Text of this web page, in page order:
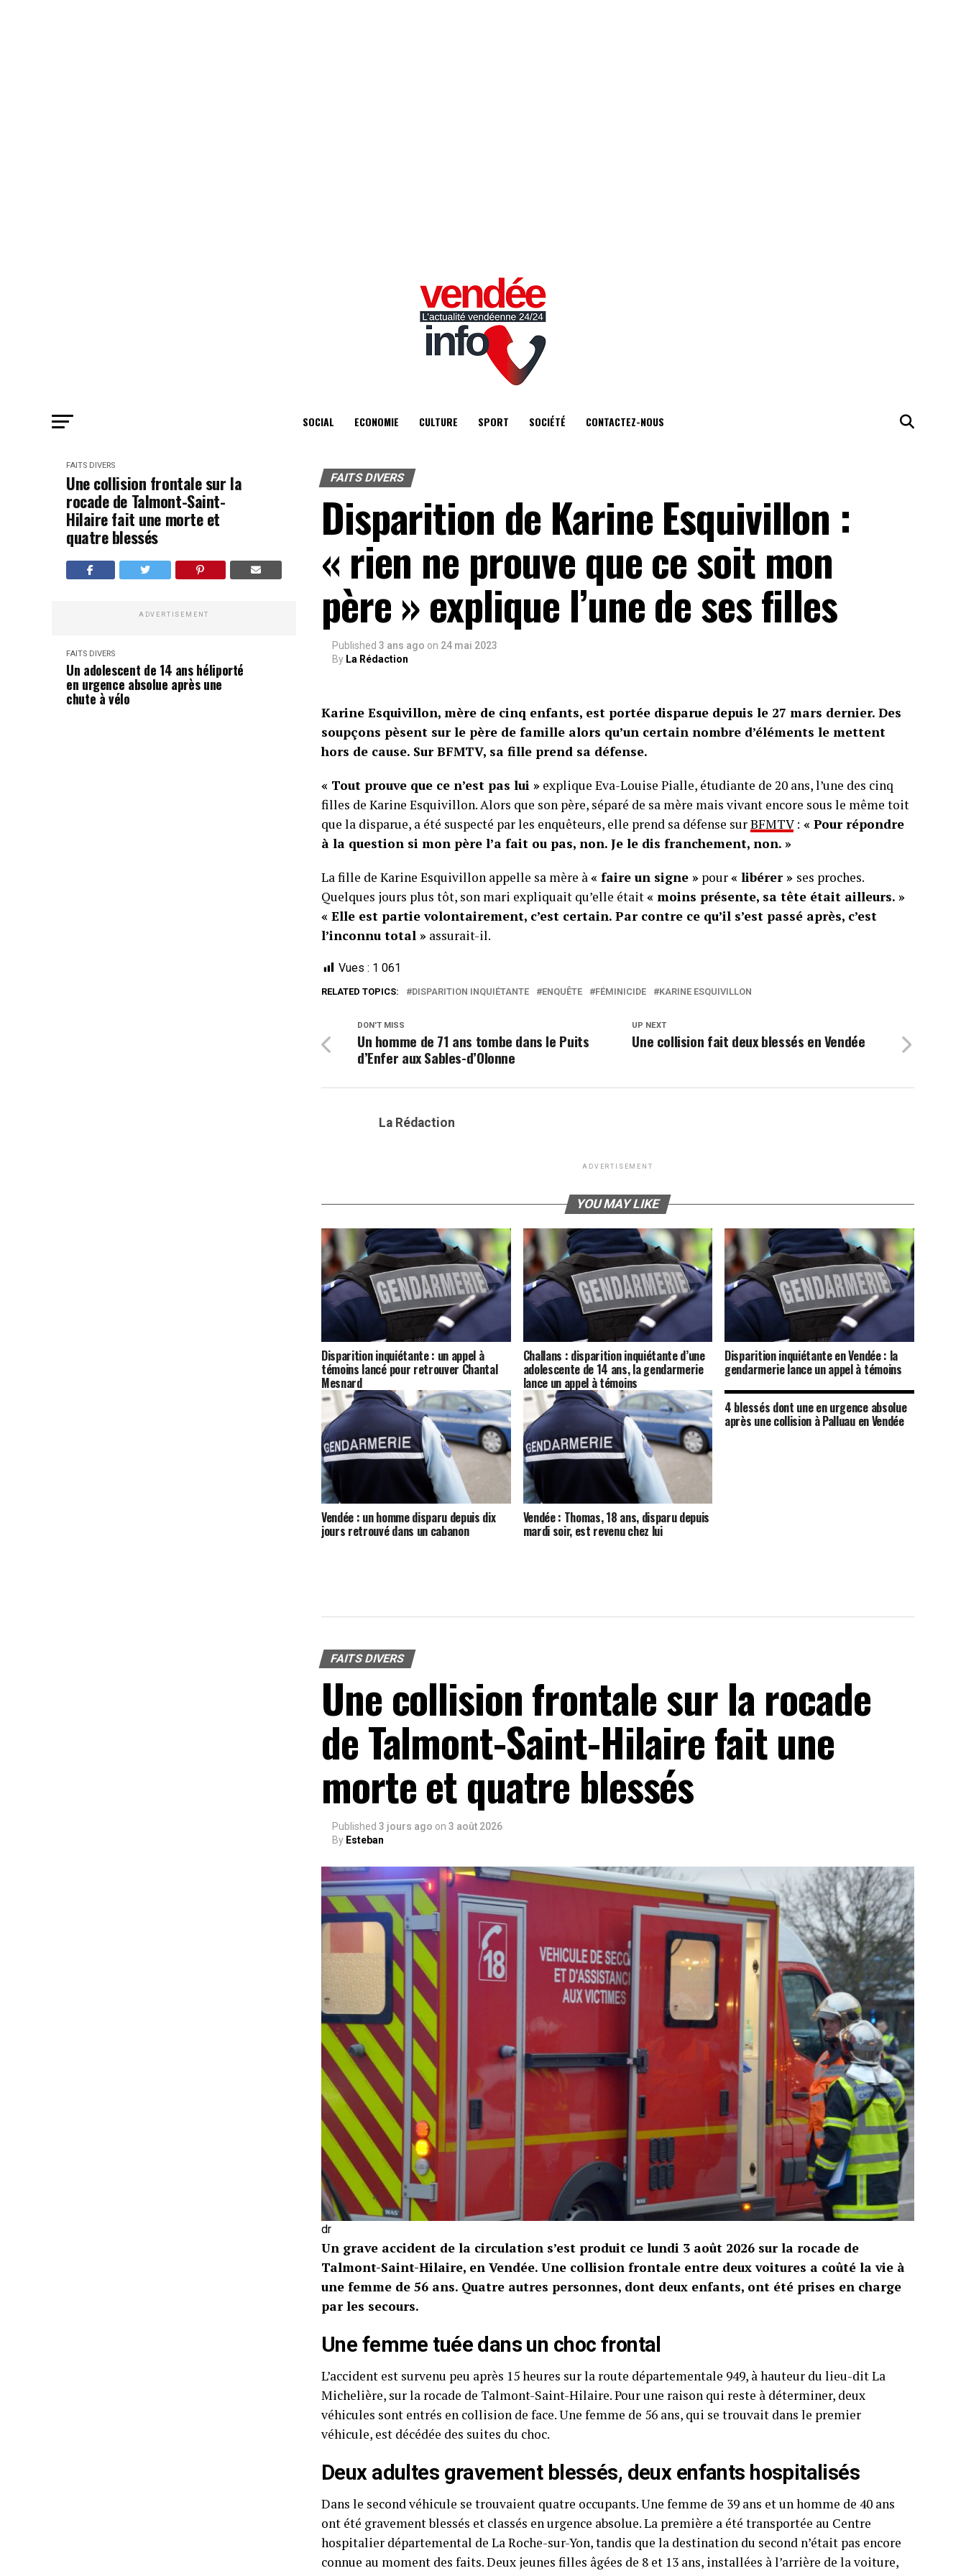
SOCIAL ECONOMIE CULTURE SPORT SOCIÉTÉ CONTACTEZ-NOUS
FAITS DIVERS
Une collision frontale sur la
rocade de Talmont-Saint-
Hilaire fait une morte et
quatre blessés
ADVERTISEMENT
FAITS DIVERS
Un adolescent de 14 ans héliporté
en urgence absolue après une
chute à vélo
FAITS DIVERS
Disparition de Karine Esquivillon :
« rien ne prouve que ce soit mon
père » explique l’une de ses filles
Published 3 ans ago on 24 mai 2023
By La Rédaction
Karine Esquivillon, mère de cinq enfants, est portée disparue depuis le 27 mars dernier. Des
soupçons pèsent sur le père de famille alors qu’un certain nombre d’éléments le mettent
hors de cause. Sur BFMTV, sa fille prend sa défense.
« Tout prouve que ce n’est pas lui » explique Eva-Louise Pialle, étudiante de 20 ans, l’une des cinq
filles de Karine Esquivillon. Alors que son père, séparé de sa mère mais vivant encore sous le même toit
que la disparue, a été suspecté par les enquêteurs, elle prend sa défense surBFMTV: « Pour répondre
à la question si mon père l’a fait ou pas, non. Je le dis franchement, non. »
La fille de Karine Esquivillon appelle sa mère à« faire un signe » pour« libérer » ses proches.
Quelques jours plus tôt, son mari expliquait qu’elle était« moins présente, sa tête était ailleurs. »
« Elle est partie volontairement, c’est certain. Par contre ce qu’il s’est passé après, c’est
l’inconnu total » assurait-il.
Vues : 1 061
RELATED TOPICS: DISPARITION INQUIÉTANTE ENQUÊTE FÉMINICIDE KARINE ESQUIVILLON
UP NEXT
Une collision fait deux blessés en Vendée
DON'T MISS
Un homme de 71 ans tombe dans le Puits
d’Enfer aux Sables-d’Olonne
La Rédaction
ADVERTISEMENT
YOU MAY LIKE
Disparition inquiétante : un appel à
témoins lancé pour retrouver Chantal
Mesnard
Challans : disparition inquiétante d’une
adolescente de 14 ans, la gendarmerie
lance un appel à témoins
Disparition inquiétante en Vendée : la
gendarmerie lance un appel à témoins
Vendée : un homme disparu depuis dix
jours retrouvé dans un cabanon
Vendée : Thomas, 18 ans, disparu depuis
mardi soir, est revenu chez lui
4 blessés dont une en urgence absolue
après une collision à Palluau en Vendée
FAITS DIVERS
Une collision frontale sur la rocade
de Talmont-Saint-Hilaire fait une
morte et quatre blessés
Published 3 jours ago on 3 août 2026
By Esteban
dr
Un grave accident de la circulation s’est produit ce lundi 3 août 2026 sur la rocade de
Talmont-Saint-Hilaire, en Vendée. Une collision frontale entre deux voitures a coûté la vie à
une femme de 56 ans. Quatre autres personnes, dont deux enfants, ont été prises en charge
par les secours.
Une femme tuée dans un choc frontal
L’accident est survenu peu après 15 heures sur la route départementale 949, à hauteur du lieu-dit La
Michelière, sur la rocade de Talmont-Saint-Hilaire. Pour une raison qui reste à déterminer, deux
véhicules sont entrés en collision de face. Une femme de 56 ans, qui se trouvait dans le premier
véhicule, est décédée des suites du choc.
Deux adultes gravement blessés, deux enfants hospitalisés
Dans le second véhicule se trouvaient quatre occupants. Une femme de 39 ans et un homme de 40 ans
ont été gravement blessés et classés en urgence absolue. La première a été transportée au Centre
hospitalier départemental de La Roche-sur-Yon, tandis que la destination du second n’était pas encore
connue au moment des faits. Deux jeunes filles âgées de 8 et 13 ans, installées à l’arrière de la voiture,